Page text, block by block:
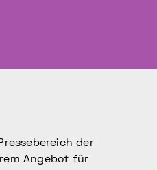
der
Angebot für